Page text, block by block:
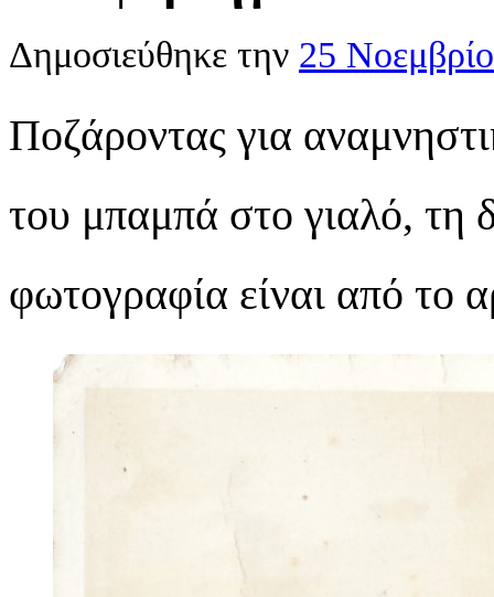
Δημοσιεύθηκε την 25
Ποζάροντας για
του μπαμπά στο γιαλό, τη
φωτογραφία είναι από το